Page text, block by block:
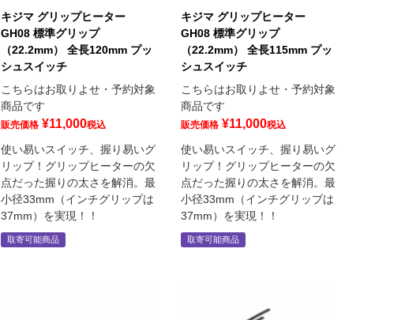
キジマ グリップヒーター
GH08 標準グリップ
（22.2mm） 全長120mm プッ
シュスイッチ
こちらはお取りよせ・予約対象
商品です
販売価格 ¥11,000税込
使い易いスイッチ、握り易いグ
リップ！グリップヒーターの欠
点だった握りの太さを解消。最
小径33mm（インチグリップは
37mm）を実現！！
取寄可能商品
キジマ グリップヒーター
GH08 標準グリップ
（22.2mm） 全長115mm プッ
シュスイッチ
こちらはお取りよせ・予約対象
商品です
販売価格 ¥11,000税込
使い易いスイッチ、握り易いグ
リップ！グリップヒーターの欠
点だった握りの太さを解消。最
小径33mm（インチグリップは
37mm）を実現！！
取寄可能商品